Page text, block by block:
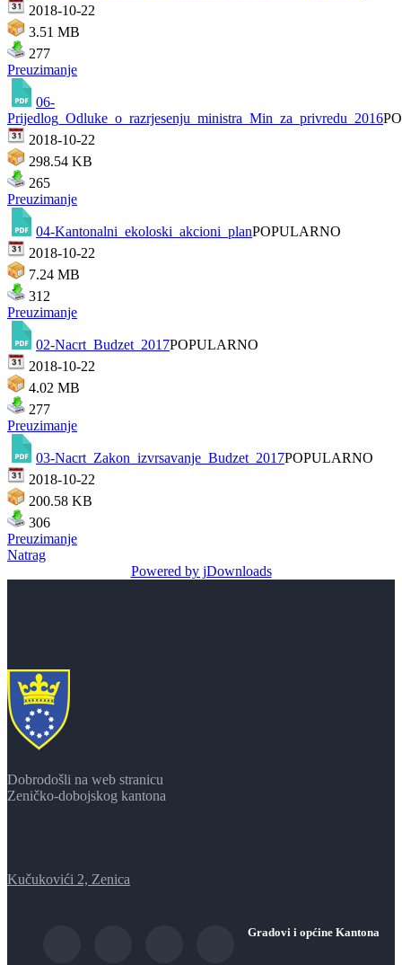
2018-10-22
3.51 MB
277
Preuzimanje
06-
Prijedlog_Odluke_o_razrjesenju_ministra_Min_za_privredu_2016
2018-10-22
298.54 KB
265
Preuzimanje
04-Kantonalni_ekoloski_akcioni_planPOPULARNO
2018-10-22
7.24 MB
312
Preuzimanje
02-Nacrt_Budzet_2017POPULARNO
2018-10-22
4.02 MB
277
Preuzimanje
03-Nacrt_Zakon_izvrsavanje_Budzet_2017POPULARNO
2018-10-22
200.58 KB
306
Preuzimanje
Natrag
Powered by jDownloads
Dobrodošli na web stranicu
Zeničko-dobojskog kantona
Kučukovići 2, Zenica
Gradovi i općine Kantona